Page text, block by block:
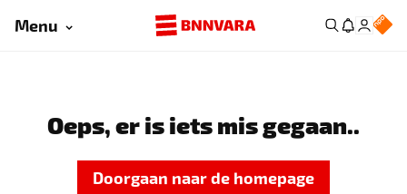
Menu
Oeps, er is iets mis gegaan..
Doorgaan naar de homepage